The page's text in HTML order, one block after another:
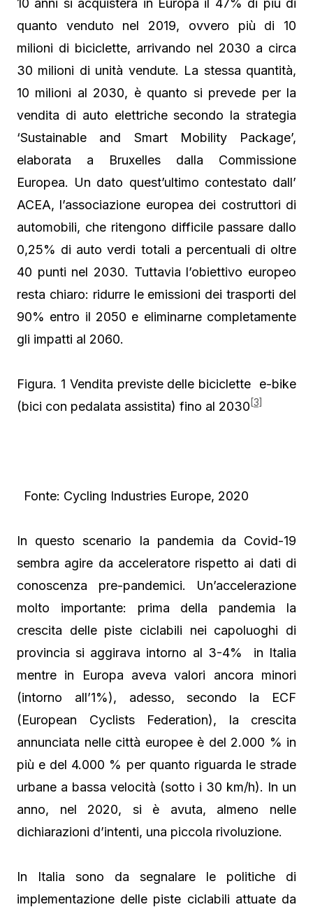
quanto venduto nel 2019, ovvero più di 10
milioni di biciclette, arrivando nel 2030 a circa
30 milioni di unità vendute. La stessa quantità,
10 milioni al 2030, è quanto si prevede per la
vendita di auto elettriche secondo la strategia
‘Sustainable and Smart Mobility Package’,
elaborata a Bruxelles dalla Commissione
Europea. Un dato quest’ultimo contestato dall’
ACEA, l’associazione europea dei costruttori di
automobili, che ritengono difficile passare dallo
0,25% di auto verdi totali a percentuali di oltre
40 punti nel 2030. Tuttavia l’obiettivo europeo
resta chiaro: ridurre le emissioni dei trasporti del
90% entro il 2050 e eliminarne completamente
gli impatti al 2060.
Figura. 1 Vendita previste delle biciclette e-bike
(bici con pedalata assistita) fino al 2030 [3]
Fonte: Cycling Industries Europe, 2020
In questo scenario la pandemia da Covid-19
sembra agire da acceleratore rispetto ai dati di
conoscenza pre-pandemici. Un’accelerazione
molto importante: prima della pandemia la
crescita delle piste ciclabili nei capoluoghi di
provincia si aggirava intorno al 3-4% in Italia
mentre in Europa aveva valori ancora minori
(intorno all’1%), adesso, secondo la ECF
(European Cyclists Federation), la crescita
annunciata nelle città europee è del 2.000 % in
più e del 4.000 % per quanto riguarda le strade
urbane a bassa velocità (sotto i 30 km/h). In un
anno, nel 2020, si è avuta, almeno nelle
dichiarazioni d’intenti, una piccola rivoluzione.
In Italia sono da segnalare le politiche di
implementazione delle piste ciclabili attuate da